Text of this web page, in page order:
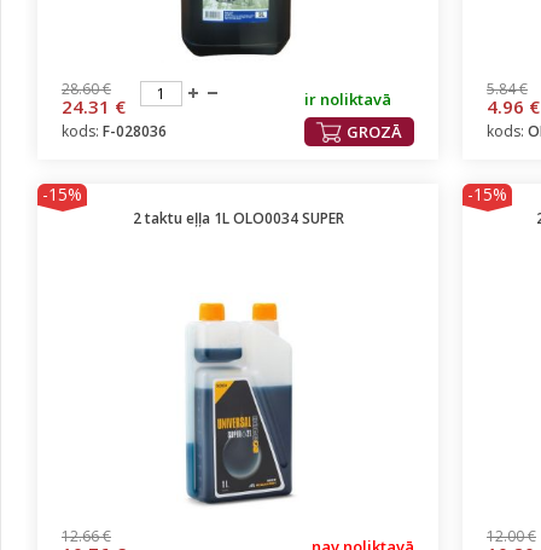
28.60 €
24.31 €
ir noliktavā
GROZĀ
kods: F-028036
5.84 €
4.96 €
kods:
-15%
2 taktu eļļa 1L OLO0034 SUPER
12.66 €
-15%
12.00 €